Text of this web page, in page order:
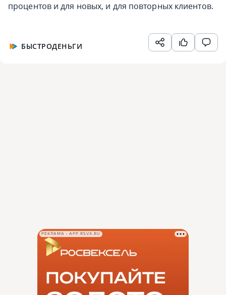
процентов и для новых, и для повторных клиентов.
БЫСТРОДЕНЬГИ
РЕКЛАМА • APP.RSVX.RU